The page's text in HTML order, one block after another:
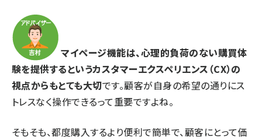
マイページ機能は、心理的負荷のない購買体
験を提供するというカスタマーエクスペリエンス（CX）の
視点からもとても大切です。顧客が自身の希望の通りにス
トレスなく操作できるって重要ですよね。
そもそも、都度購入するより便利で簡単で、顧客にとって価